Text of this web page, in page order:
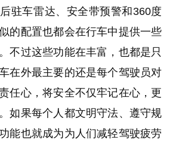
驻车雷达、安全带预警和360度
的配置也都会在行车中提供一些
不过这些功能在丰富，也都是只
在外最主要的还是每个驾驶员对
任心，将安全不仅牢记在心，更
如果每个人都文明守法、遵守规
能也就成为为人们减轻驾驶疲劳